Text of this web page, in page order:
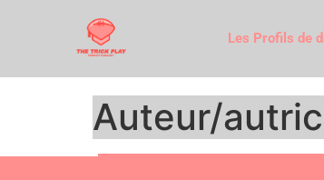
Les Profils de
Auteur/